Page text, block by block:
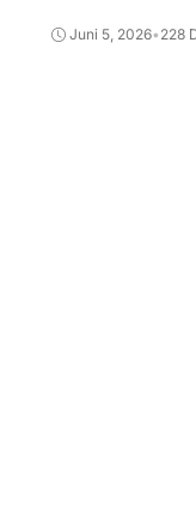
Juni 5, 2026• 228